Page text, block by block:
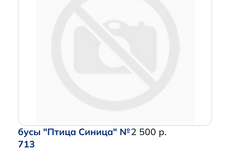
бусы "Птица Синица" №
713
2 500 р.